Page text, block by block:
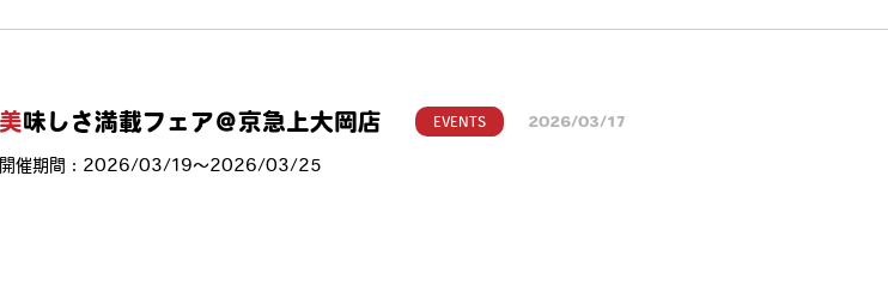
美味しさ満載フェア＠京急上大岡店 EVENTS 2026/03/17
開催期間：2026/03/19〜2026/03/25